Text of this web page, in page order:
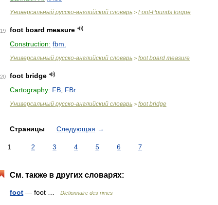
Универсальный русско-английский словарь > Foot-Pounds torque
19
foot board measure
Construction: fbm.
Универсальный русско-английский словарь > foot board measure
20
foot bridge
Cartography: FB FBr
Универсальный русско-английский словарь > foot bridge
Страницы Следующая →
1 2 3 4 5 6 7
См. также в других словарях:
foot — foot … Dictionnaire des rimes